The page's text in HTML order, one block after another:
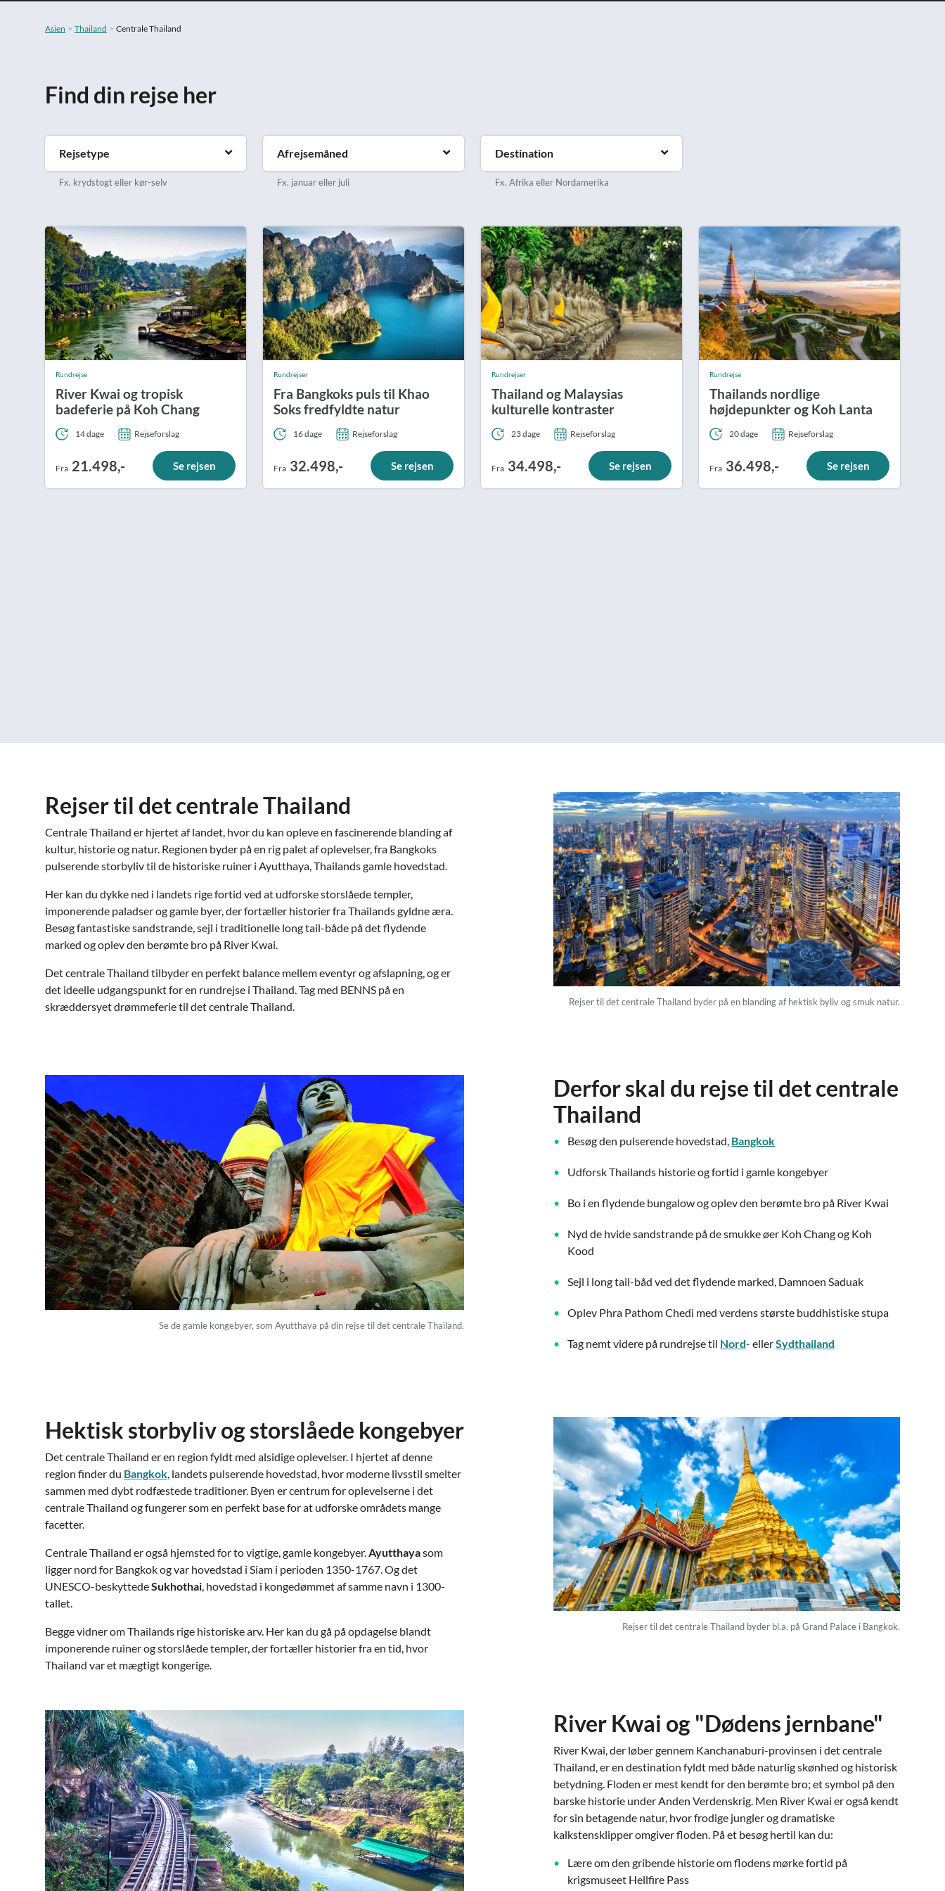
Asien Thailand Centrale Thailand
Find din rejse her
Rejsetype
Fx. krydstogt eller kør-selv
Afrejsemåned
Fx. januar eller juli
Destination
Fx. Afrika eller Nordamerika
Rundrejse
River Kwai og tropisk
badeferie på Koh Chang
14 dage Rejseforslag
Fra 21.498,- Se rejsen
Rundrejser
Fra Bangkoks puls til Khao
Soks fredfyldte natur
16 dage Rejseforslag
Fra 32.498,- Se rejsen
Rundrejser
Thailand og Malaysias
kulturelle kontraster
23 dage Rejseforslag
Fra 34.498,- Se rejsen
Rundrejse
Thailands nordlige
højdepunkter og Koh Lanta
20 dage Rejseforslag
Fra 36.498,- Se rejsen
Rejser til det centrale Thailand
Centrale Thailand er hjertet af landet, hvor du kan opleve en fascinerende blanding af
kultur, historie og natur. Regionen byder på en rig palet af oplevelser, fra Bangkoks
pulserende storbyliv til de historiske ruiner i Ayutthaya, Thailands gamle hovedstad.
Her kan du dykke ned i landets rige fortid ved at udforske storslåede templer,
imponerende paladser og gamle byer, der fortæller historier fra Thailands gyldne æra.
Besøg fantastiske sandstrande, sejl i traditionelle long tail-både på det flydende
marked og oplev den berømte bro på River Kwai.
Det centrale Thailand tilbyder en perfekt balance mellem eventyr og afslapning, og er
det ideelle udgangspunkt for en rundrejse i Thailand. Tag med BENNS på en
skræddersyet drømmeferie til det centrale Thailand.
Rejser til det centrale Thailand byder på en blanding af hektisk byliv og smuk natur.
Se de gamle kongebyer, som Ayutthaya på din rejse til det centrale Thailand.
Derfor skal du rejse til det centrale
Thailand
Besøg den pulserende hovedstad, Bangkok
Udforsk Thailands historie og fortid i gamle kongebyer
Bo i en flydende bungalow og oplev den berømte bro på River Kwai
Nyd de hvide sandstrande på de smukke øer Koh Chang og Koh
Kood
Sejl i long tail-båd ved det flydende marked, Damnoen Saduak
Oplev Phra Pathom Chedi med verdens største buddhistiske stupa
Tag nemt videre på rundrejse til Nord- ellerSydthailand
Hektisk storbyliv og storslåede kongebyer
Det centrale Thailand er en region fyldt med alsidige oplevelser. I hjertet af denne
region finder du Bangkok, landets pulserende hovedstad, hvor moderne livsstil smelter
sammen med dybt rodfæstede traditioner. Byen er centrum for oplevelserne i det
centrale Thailand og fungerer som en perfekt base for at udforske områdets mange
facetter.
Centrale Thailand er også hjemsted for to vigtige, gamle kongebyer.Ayutthayasom
ligger nord for Bangkok og var hovedstad i Siam i perioden 1350-1767. Og det
UNESCO-beskyttedeSukhothai, hovedstad i kongedømmet af samme navn i 1300-
tallet.
Begge vidner om Thailands rige historiske arv. Her kan du gå på opdagelse blandt
imponerende ruiner og storslåede templer, der fortæller historier fra en tid, hvor
Thailand var et mægtigt kongerige.
Rejser til det centrale Thailand byder bl.a. på Grand Palace i Bangkok.
River Kwai og "Dødens jernbane"
River Kwai, der løber gennem Kanchanaburi-provinsen i det centrale
Thailand, er en destination fyldt med både naturlig skønhed og historisk
betydning. Floden er mest kendt for den berømte bro; et symbol på den
barske historie under Anden Verdenskrig. Men River Kwai er også kendt
for sin betagende natur, hvor frodige jungler og dramatiske
kalkstensklipper omgiver floden. På et besøg hertil kan du:
Lære om den gribende historie om flodens mørke fortid på
krigsmuseet Hellfire Pass